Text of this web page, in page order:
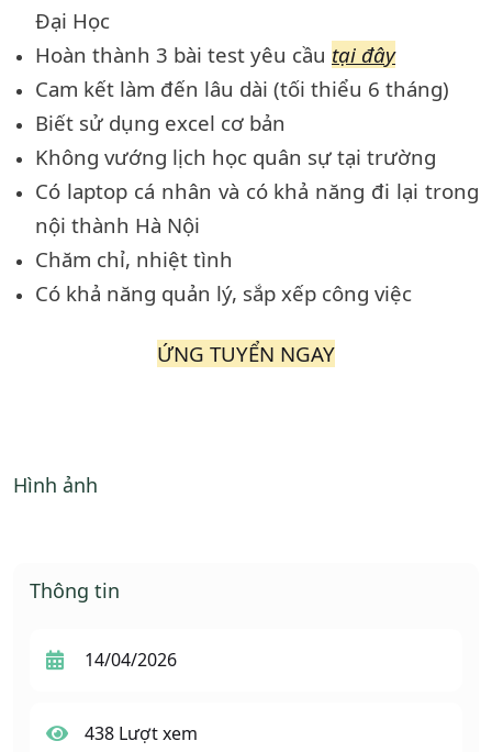
Đại Học
Hoàn thành 3 bài test yêu cầu tại đây
Cam kết làm đến lâu dài (tối thiểu 6 tháng)
Biết sử dụng excel cơ bản
Không vướng lịch học quân sự tại trường
Có laptop cá nhân và có khả năng đi lại trong
nội thành Hà Nội
Chăm chỉ, nhiệt tình
Có khả năng quản lý, sắp xếp công việc
ỨNG TUYỂN NGAY
Hình ảnh
Thông tin
14/04/2026
438 Lượt xem